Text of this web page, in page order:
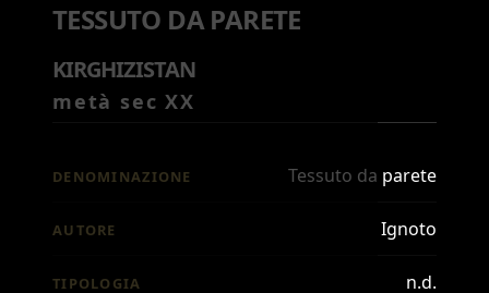
TESSUTO DA PARETE
KIRGHIZISTAN
metà sec XX
DENOMINAZIONE Tessuto da parete
AUTORE Ignoto
TIPOLOGIA n.d.